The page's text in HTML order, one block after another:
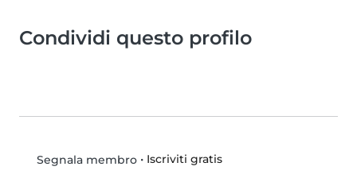
Condividi questo profilo
Segnala membro• Iscriviti gratis